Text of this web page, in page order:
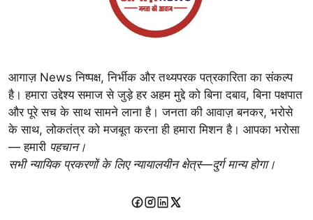
आगाज़ News निष्पक्ष, निर्भीक और तथ्यपरक पत्रकारिता का संकल्प
है। हमारा उद्देश्य समाज से जुड़े हर अहम मुद्दे को बिना दबाव, बिना पक्षपात
और पूरे सच के साथ सामने लाना है। जनता की आवाज़ बनकर, भरोसे
के साथ, लोकतंत्र को मजबूत करना ही हमारा मिशन है। आपका भरोसा
— हमारी पहचान।
सभी न्यायिक प्रकरणों के लिए न्यायालयीन क्षेत्र—दुर्ग मान्य होगा।